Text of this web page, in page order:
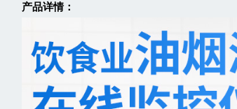
产品详情：